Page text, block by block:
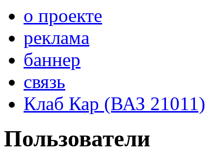
о проекте
реклама
баннер
связь
Клаб Кар (ВАЗ 21011)
Пользователи